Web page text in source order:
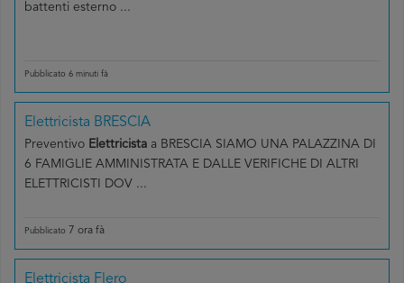
battenti esterno ...
Pubblicato 6 minuti fà
Elettricista BRESCIA
Preventivo Elettricista a BRESCIA SIAMO UNA PALAZZINA DI
6 FAMIGLIE AMMINISTRATA E DALLE VERIFICHE DI ALTRI
ELETTRICISTI DOV ...
Pubblicato 7 ora fà
Elettricista Flero